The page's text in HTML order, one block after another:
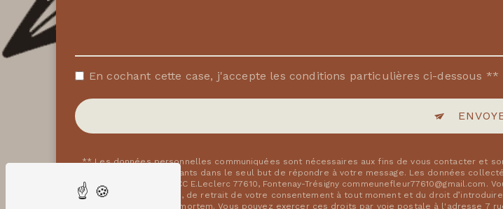
En cochant cette case, j'accepte les conditions particulières ci-dessous **
** Les données personnelles communiquées sont nécessaires aux fins de vous contacter et
fleur et ses sous-traitants dans le seul but de répondre à votre message. Les données
rue Marguerite Perey, CC E.Leclerc 77610, Fontenay-Trésigny
limitation, d’opposition, de retrait de votre consentement à tout moment et du droit
de vos données post-mortem. Vous pouvez exercer ces droits par voie postale à l'adresse 7